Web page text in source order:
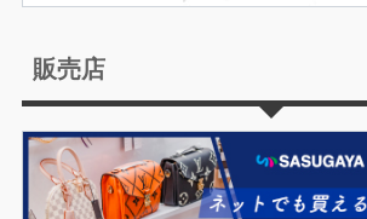
販売店